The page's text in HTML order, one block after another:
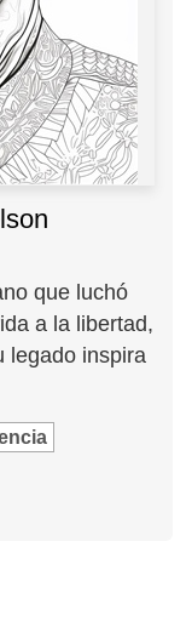
que luchó
a la libertad,
legado inspira